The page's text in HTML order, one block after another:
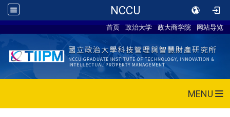
NCCU
首页 政治大学 政大商学院 网站导览
MENU